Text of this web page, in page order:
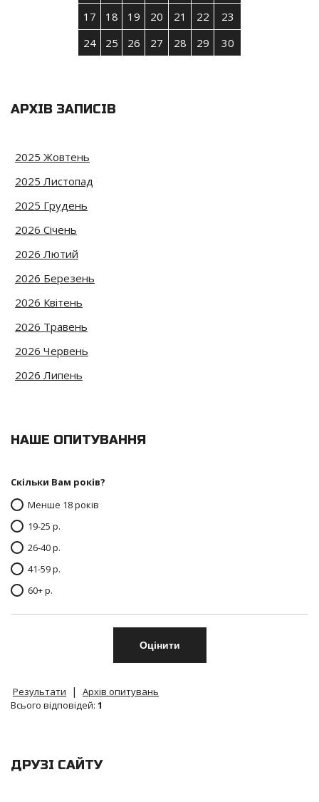
17
18 19 20 21 22
23
24
25 26 27 28 29 30
АРХІВ ЗАПИСІВ
2025 Жовтень
2025 Листопад
2025 Грудень
2026 Січень
2026 Лютий
2026 Березень
2026 Квітень
2026 Травень
2026 Червень
2026 Липень
НАШЕ ОПИТУВАННЯ
Скільки Вам років?
Менше 18 років
19-25 р.
26-40 р.
41-59 р.
60+ р.
Результати |
Архів опитувань
Всього відповідей: 1
ДРУЗІ САЙТУ